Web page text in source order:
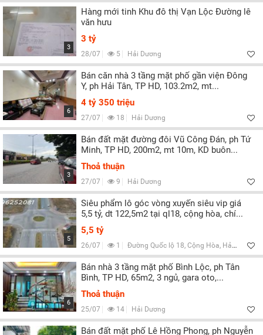
3
Hàng mới tinh Khu đô thị Vạn Lộc Đường lê
văn hưu
3 tỷ
28/07 5 Hải Dương
6
Bán căn nhà 3 tầng mặt phố gần viện Đông
Y, ph Hải Tân, TP HD, 103.2m2, mt...
4 tỷ 350 triệu
27/07 18 Hải Dương
3
Bán đất mặt đường đôi Vũ Công Đán, ph Tứ
Minh, TP HD, 200m2, mt 10m, KD buôn...
Thoả thuận
27/07 9 Hải Dương
5
Siêu phẩm lô góc vòng xuyến siêu vip giá
5,5 tỷ, dt 122,5m2 tại ql18, cộng hòa, chí...
5,5 tỷ
26/07 1 Đường Quốc lộ 18, Cộng Hòa, Hải Dương
6
Bán nhà 3 tầng mặt phố Bình Lộc, ph Tân
Bình, TP HD, 65m2, 3 ngủ, gara oto,...
Thoả thuận
25/07 14 Hải Dương
Bán đất mặt phố Lê Hồng Phong, ph Nguyễn